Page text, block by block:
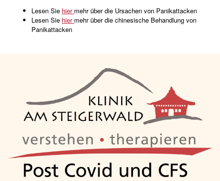
Lesen Sie hier mehr über die Ursachen von Panikattacken
Lesen Sie hier mehr über die chinesische Behandlung von
Panikattacken